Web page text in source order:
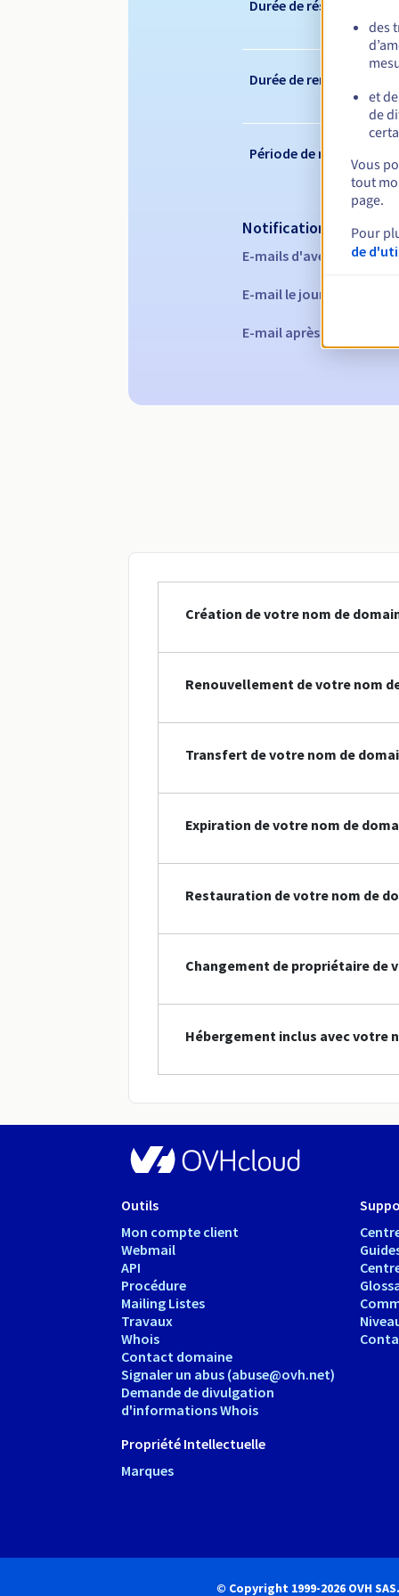
Durée de réservation
Durée de renouvellement
Période de rédemption
Notifications
E-mails d'avertissement :
E-mail le jour de
E-mail après la période
Création de votre nom de
Renouvellement de votre nom
Transfert de votre nom de
Expiration de votre nom de
Restauration de votre nom de
Changement de propriétaire de
Hébergement inclus avec votre
Outils
Mon compte client
Webmail
API
Procédure
Mailing Listes
Travaux
Whois
Contact domaine
Signaler un abus (abuse@ovh.net)
Demande de divulgation
d'informations Whois
Propriété Intellectuelle
Marques
© Copyright 1999-2026 OVH SAS.
des
et
de
Vous
tout
page.
Pour
de